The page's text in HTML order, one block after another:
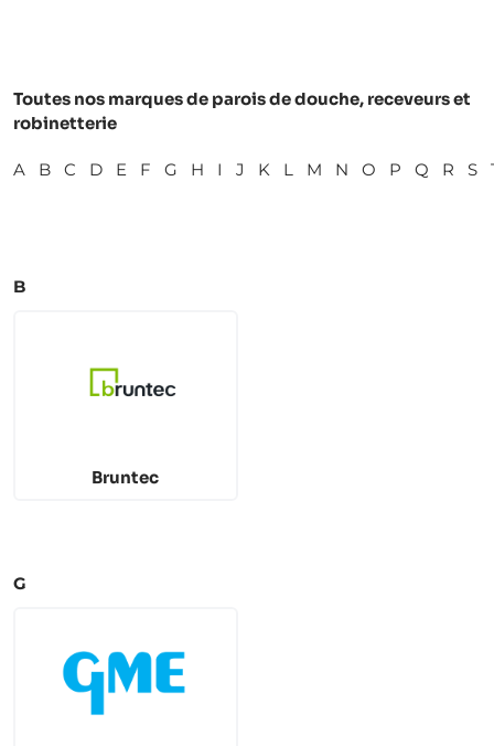
Toutes nos marques de parois de douche, receveurs et
robinetterie
A B C D E F G H I J K L M N O P Q R S
B
Bruntec
G